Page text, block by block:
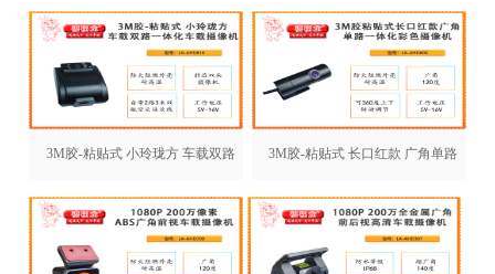
3M胶-粘贴式 小玲珑方 车载双路
一体化车载摄像机LA-AH
3M胶-粘贴式 长口红款 广角单路
一体化彩色摄像机LA-AH